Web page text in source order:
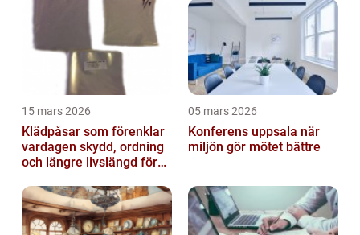
15 mars 2026
Klädpåsar som förenklar
vardagen skydd, ordning
och längre livslängd för
05 mars 2026
Konferens uppsala när
miljön gör mötet bättre